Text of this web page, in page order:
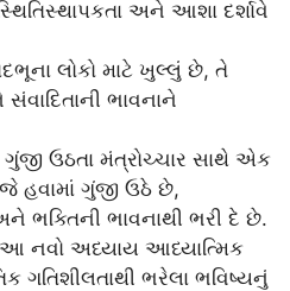
અને આશા દર્શાવે
લોકો માટે ખુલ્લું છે, તે
ભાવનાને
ગુંજી ઉઠતા મંત્રોચ્ચાર સાથે એક
જે હવામાં ગુંજી ઉઠે છે,
ભક્તિની ભાવનાથી ભરી દે છે.
આ નવો અધ્યાય આધ્યાત્મિક
ગતિશીલતાથી ભરેલા ભવિષ્યનું